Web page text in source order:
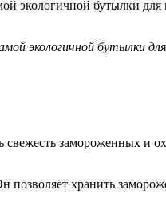
экологичной бутылки
экологичной бутылки
замороженных и
позволяет хранить